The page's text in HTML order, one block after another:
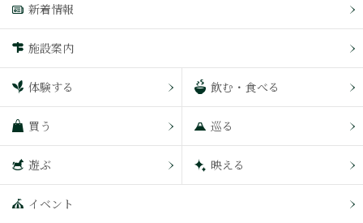
新着情報
施設案内
体験する 飲む・食べる
買う 巡る
遊ぶ 映える
イベント